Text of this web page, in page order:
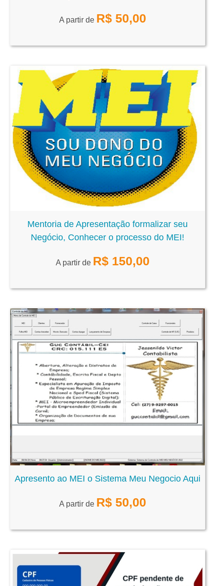
A partir de R$ 50,00
Mentoria de Apresentação formalizar seu
Negócio, Conhecer o processo do MEI!
A partir de R$ 150,00
Apresento ao MEI o Sistema Meu Negocio Aqui
A partir de R$ 50,00